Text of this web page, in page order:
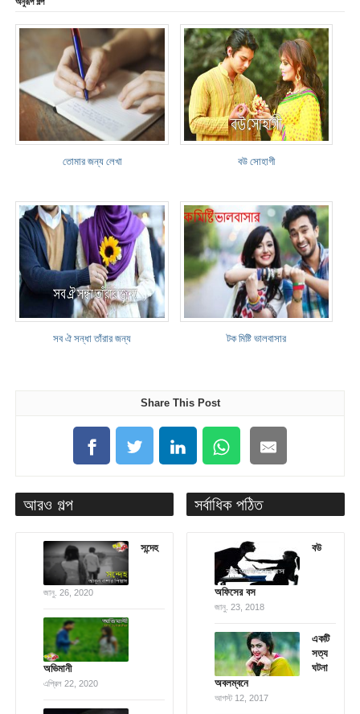
তোমার জন্য লেখা বউ সোহাগী
সব ঐ সন্ধা তাঁরার জন্য টক মিষ্টি ভালবাসার
Share This Post
আরও গল্প
সন্দেহ
জানু. 26, 2020
অভিমানী
এপ্রিল 22, 2020
সর্বাধিক পঠিত
বউ
অফিসের বস
জানু. 23, 2018
একটি
সত্য
ঘটনা
অবলম্বনে
আগস্ট 12, 2017